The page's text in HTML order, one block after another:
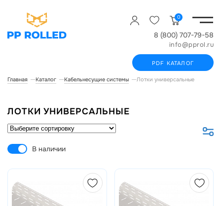
0
8 (800) 707-79-58
info@pprol.ru
PDF КАТАЛОГ
Главная Каталог Кабельнесущие системы Лотки универсальные
ЛОТКИ УНИВЕРСАЛЬНЫЕ
В наличии